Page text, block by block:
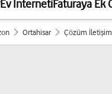
Ev İnternetiFaturaya Ek
Ortahisar Çözüm